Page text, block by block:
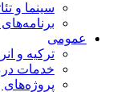
سینما و
عمومی
ترکیه و
خدمات
پروژه‌های